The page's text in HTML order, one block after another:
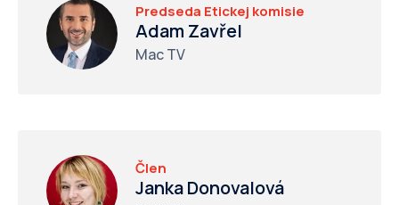
Predseda Etickej komisie
Adam Zavřel
Mac TV
Člen
Janka Donovalová